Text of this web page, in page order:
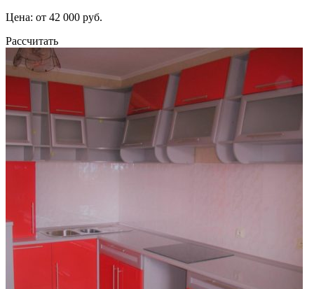
Цена: от 42 000 руб.
Рассчитать